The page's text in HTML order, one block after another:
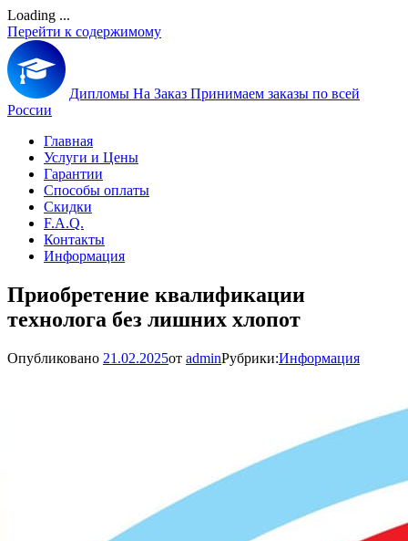
Loading ...
Перейти к содержимому
Дипломы На Заказ Принимаем заказы по всей
России
Главная
Услуги и Цены
Гарантии
Способы оплаты
Скидки
F.A.Q.
Контакты
Информация
Приобретение квалификации
технолога без лишних хлопот
Опубликовано 21.02.2025от adminРубрики:Информация